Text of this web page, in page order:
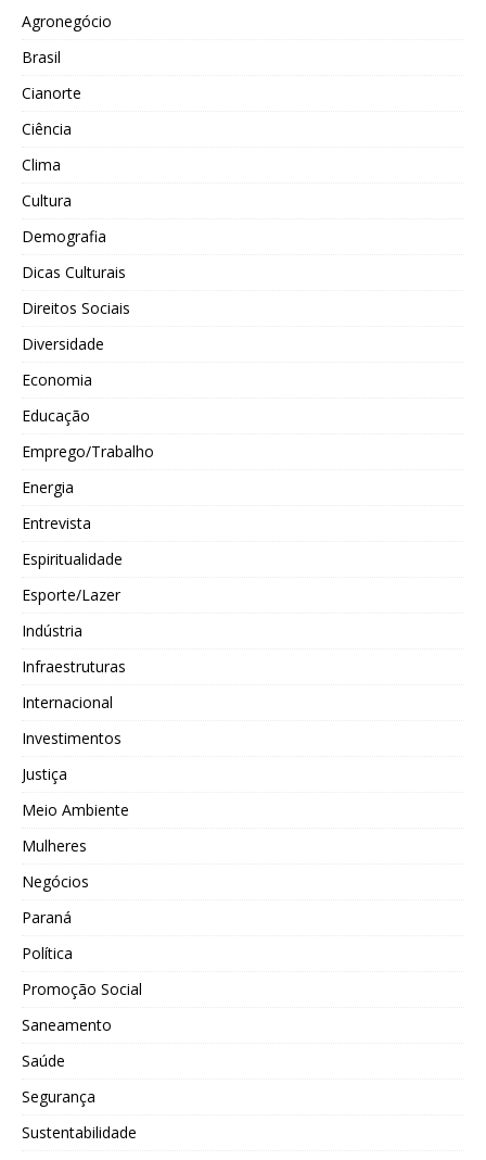
Agronegócio
Brasil
Cianorte
Ciência
Clima
Cultura
Demografia
Dicas Culturais
Direitos Sociais
Diversidade
Economia
Educação
Emprego/Trabalho
Energia
Entrevista
Espiritualidade
Esporte/Lazer
Indústria
Infraestruturas
Internacional
Investimentos
Justiça
Meio Ambiente
Mulheres
Negócios
Paraná
Política
Promoção Social
Saneamento
Saúde
Segurança
Sustentabilidade